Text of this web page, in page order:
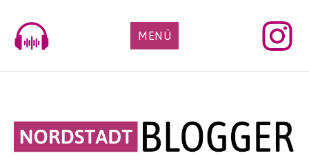
content
MENÜ